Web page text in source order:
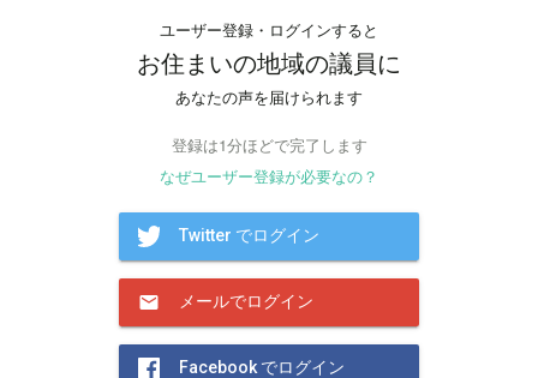
ユーザー登録・ログインすると
お住まいの地域の議員に
あなたの声を届けられます
登録は1分ほどで完了します
なぜユーザー登録が必要なの？
Twitter でログイン
メールでログイン
Facebook でログイン